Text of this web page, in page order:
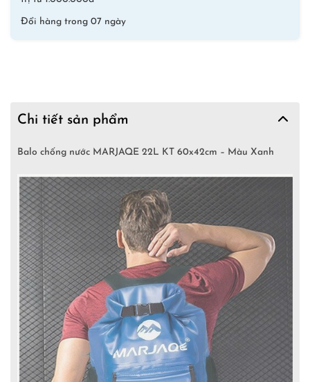
Đổi hàng trong 07 ngày
Chi tiết sản phẩm
Balo chống nước MARJAQE 22L KT 60x42cm – Màu Xanh